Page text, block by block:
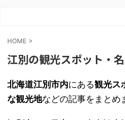
HOME >
江別の観光スポット・
北海道江別市内にある観光ス
な観光地などの記事をまとめ